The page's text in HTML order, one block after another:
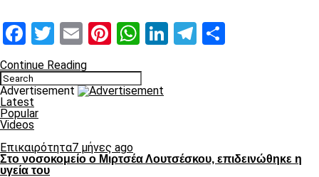
Facebook
Twitter
EmailPinterest
WhatsApp
LinkedIn
Telegram
Continue Reading
Advertisement
Latest
Popular
Videos
Επικαιρότητα7 μήνες ago
Στο νοσοκομείο ο Μιρτσέα Λουτσέσκου, επιδεινώθηκε η
υγεία του